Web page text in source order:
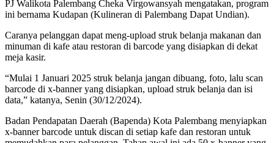
PJ Walikota Palembang Cheka Virgowansyah mengatakan, program
ini bernama Kudapan (Kulineran di Palembang Dapat Undian).
Caranya pelanggan dapat meng-upload struk belanja makanan dan
minuman di kafe atau restoran di barcode yang disiapkan di dekat
meja kasir.
“Mulai 1 Januari 2025 struk belanja jangan dibuang, foto, lalu scan
barcode di x-banner yang disiapkan, upload struk belanja dan isi
data,” katanya, Senin (30/12/2024).
Badan Pendapatan Daerah (Bapenda) Kota Palembang menyiapkan
x-banner barcode untuk discan di setiap kafe dan restoran untuk